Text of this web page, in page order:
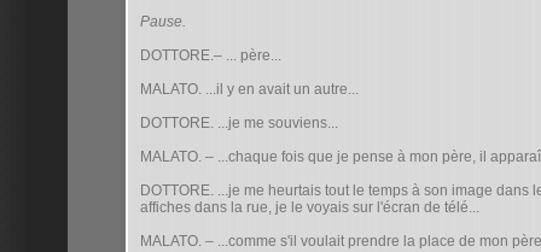
Pause.
DOTTORE.– ... père...
MALATO. ...il y en avait un autre...
DOTTORE. ...je me souviens...
MALATO. – ...chaque fois que je pense à mon père, il
DOTTORE. ...je me heurtais tout le temps à son image dans
affiches dans la rue, je le voyais sur l'écran de télé...
MALATO. – ...comme s'il voulait prendre la place de mon